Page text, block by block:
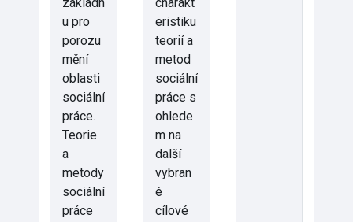
základn
u pro
porozu
mění
oblasti
sociální
práce.
Teorie
a
metody
sociální
práce
charakt
eristiku
teorií a
metod
sociální
práce s
ohlede
m na
další
vybran
é
cílové